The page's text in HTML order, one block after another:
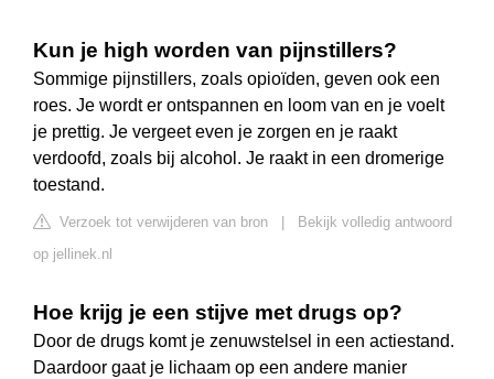
Kun je high worden van pijnstillers?
Sommige pijnstillers, zoals opioïden, geven ook een
roes. Je wordt er ontspannen en loom van en je voelt
je prettig. Je vergeet even je zorgen en je raakt
verdoofd, zoals bij alcohol. Je raakt in een dromerige
toestand.
Verzoek tot verwijderen van bron
Bekijk volledig antwoord
op jellinek.nl
Hoe krijg je een stijve met drugs op?
Door de drugs komt je zenuwstelsel in een actiestand.
Daardoor gaat je lichaam op een andere manier